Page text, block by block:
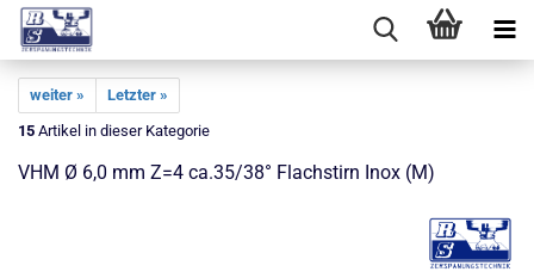
weiter »
Letzter »
15 Artikel in dieser Kategorie
VHM Ø 6,0 mm Z=4 ca.35/38° Flachstirn Inox (M)